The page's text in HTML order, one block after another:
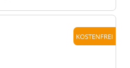
KOSTENFREI